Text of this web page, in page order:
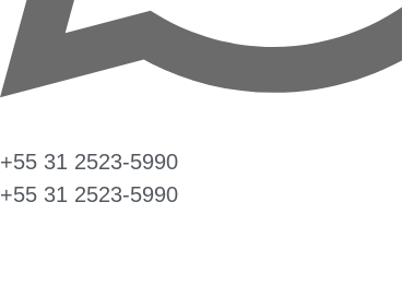
+55 31 2523-5990
+55 31 2523-5990